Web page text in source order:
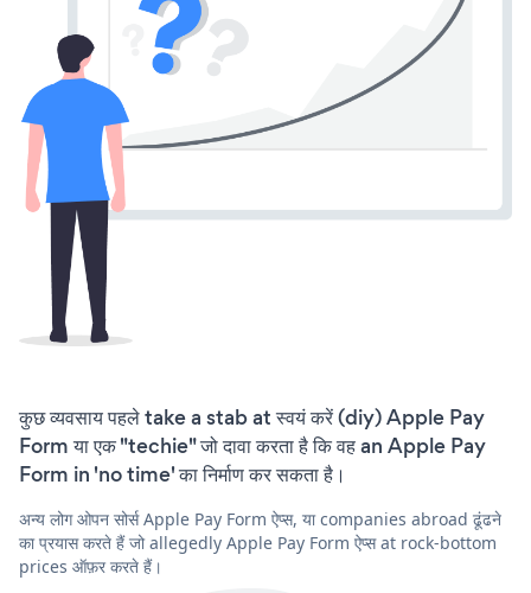
कुछ व्यवसाय पहले take a stab at स्वयं करें (diy) Apple Pay
Form या एक "techie" जो दावा करता है कि वह an Apple Pay
Form in 'no time' का निर्माण कर सकता है।
अन्य लोग ओपन सोर्स Apple Pay Form ऐप्स, या companies abroad ढूंढने
का प्रयास करते हैं जो allegedly Apple Pay Form ऐप्स at rock-bottom
prices ऑफ़र करते हैं।